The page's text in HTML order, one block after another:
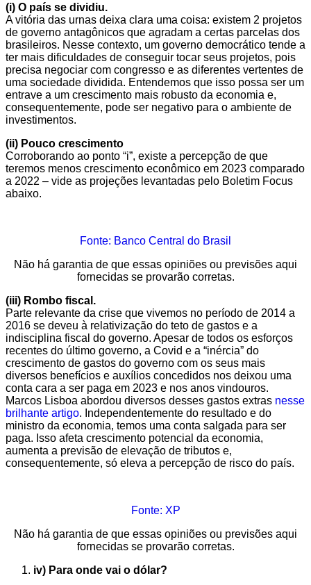
(i) O país se dividiu.
A vitória das urnas deixa clara uma coisa: existem 2 projetos
de governo antagônicos que agradam a certas parcelas dos
brasileiros. Nesse contexto, um governo democrático tende a
ter mais dificuldades de conseguir tocar seus projetos, pois
precisa negociar com congresso e as diferentes vertentes de
uma sociedade dividida. Entendemos que isso possa ser um
entrave a um crescimento mais robusto da economia e,
consequentemente, pode ser negativo para o ambiente de
investimentos.
(ii) Pouco crescimento
Corroborando ao ponto “i”, existe a percepção de que
teremos menos crescimento econômico em 2023 comparado
a 2022 – vide as projeções levantadas pelo Boletim Focus
abaixo.
Fonte: Banco Central do Brasil
Não há garantia de que essas opiniões ou previsões aqui
fornecidas se provarão corretas.
(iii) Rombo fiscal.
Parte relevante da crise que vivemos no período de 2014 a
2016 se deveu à relativização do teto de gastos e a
indisciplina fiscal do governo. Apesar de todos os esforços
recentes do último governo, a Covid e a “inércia” do
crescimento de gastos do governo com os seus mais
diversos benefícios e auxílios concedidos nos deixou uma
conta cara a ser paga em 2023 e nos anos vindouros.
Marcos Lisboa abordou diversos desses gastos extras nesse
brilhante artigo. Independentemente do resultado e do
ministro da economia, temos uma conta salgada para ser
paga. Isso afeta crescimento potencial da economia,
aumenta a previsão de elevação de tributos e,
consequentemente, só eleva a percepção de risco do país.
Fonte: XP
Não há garantia de que essas opiniões ou previsões aqui
fornecidas se provarão corretas.
iv) Para onde vai o dólar?